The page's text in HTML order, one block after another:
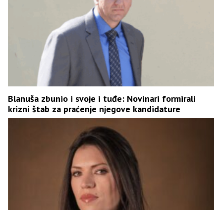
Blanuša zbunio i svoje i tuđe: Novinari formirali
krizni štab za praćenje njegove kandidature